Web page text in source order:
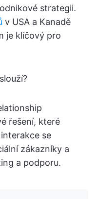
strategii.
v USA a Kanadě
je klíčový pro
řešení, které
se
zákazníky a
a podporu.